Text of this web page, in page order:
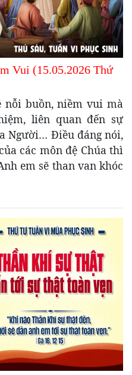
Vui (15.05.2026 Thứ
nỗi buồn, niềm vui mà
liên quan đến sự
Người… Điều đáng nói,
các môn đệ Chúa thì
em sẽ than van khóc